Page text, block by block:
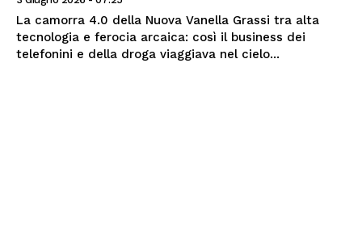
La camorra 4.0 della Nuova Vanella Grassi tra alta
tecnologia e ferocia arcaica: così il business dei
telefonini e della droga viaggiava nel cielo...